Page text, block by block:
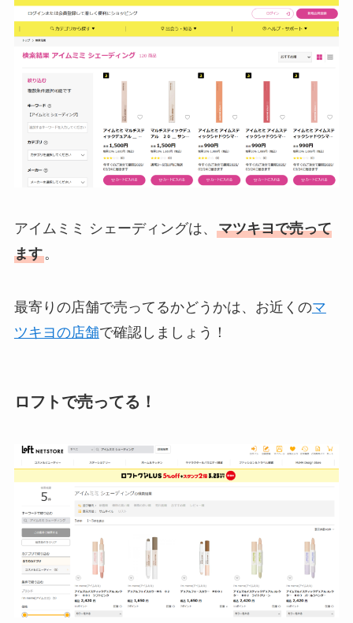
アイムミミ シェーディングは、 マツキヨで売って
ます。
最寄りの店舗で売ってるかどうかは、お近くのマ
ツキヨの店舗で確認しましょう！
ロフトで売ってる！